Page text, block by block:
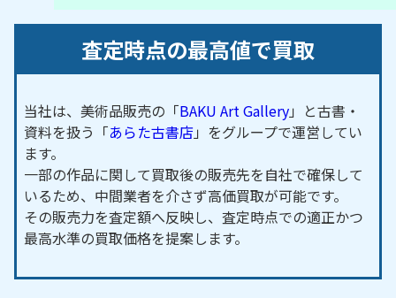
査定時点の最高値で買取
当社は、美術品販売の「BAKU Art Gallery」と古書・
資料を扱う「あらた古書店」をグループで運営してい
ます。
一部の作品に関して買取後の販売先を自社で確保して
いるため、中間業者を介さず高価買取が可能です。
その販売力を査定額へ反映し、査定時点での適正かつ
最高水準の買取価格を提案します。